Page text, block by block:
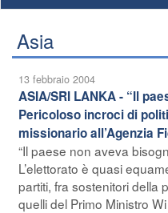
Asia
13 febbraio 2004
ASIA/SRI LANKA - “Il
Pericoloso incroci di
missionario all’Agenzia
“Il paese non aveva
L’elettorato è quasi
partiti, fra sostenitori della
quelli del Primo Ministro Wi